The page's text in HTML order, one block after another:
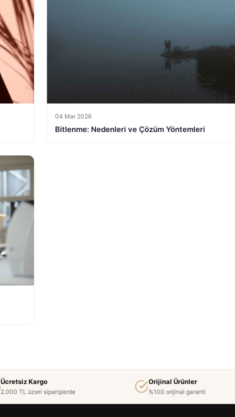
04 Mar 2026
Bitlenme: Nedenleri ve Çözüm Yöntemleri
Ücretsiz Kargo
2.000 TL üzeri siparişlerde
Orijinal Ürünler
%100 orijinal garanti